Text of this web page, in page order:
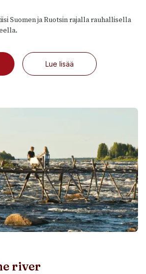
Suomen ja Ruotsin rajalla rauhallisella
Lue lisää
river